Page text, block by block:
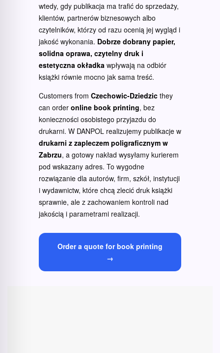
wtedy, gdy publikacja ma trafić do sprzedaży,
klientów, partnerów biznesowych albo
czytelników, którzy od razu ocenią jej wygląd i
jakość wykonania. Dobrze dobrany papier,
solidna oprawa, czytelny druk i
estetyczna okładka wpływają na odbiór
książki równie mocno jak sama treść.
Customers from Czechowic-Dziedzic they
can order online book printing, bez
konieczności osobistego przyjazdu do
drukarni. W DANPOL realizujemy publikacje w
drukarni z zapleczem poligraficznym w
Zabrzu, a gotowy nakład wysyłamy kurierem
pod wskazany adres. To wygodne
rozwiązanie dla autorów, firm, szkół, instytucji
i wydawnictw, które chcą zlecić druk książki
sprawnie, ale z zachowaniem kontroli nad
jakością i parametrami realizacji.
Order a quote for book printing
→